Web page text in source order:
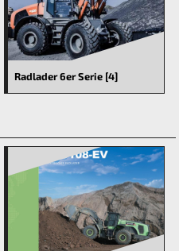
Radlader 6er Serie [4]